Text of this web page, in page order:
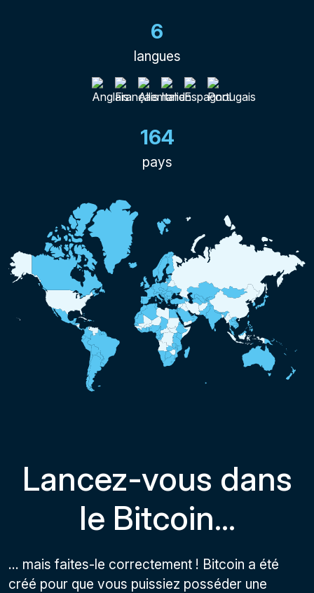
6
langues
164
pays
Lancez-vous dans
le Bitcoin...
... mais faites-le correctement ! Bitcoin a été
créé pour que vous puissiez posséder une